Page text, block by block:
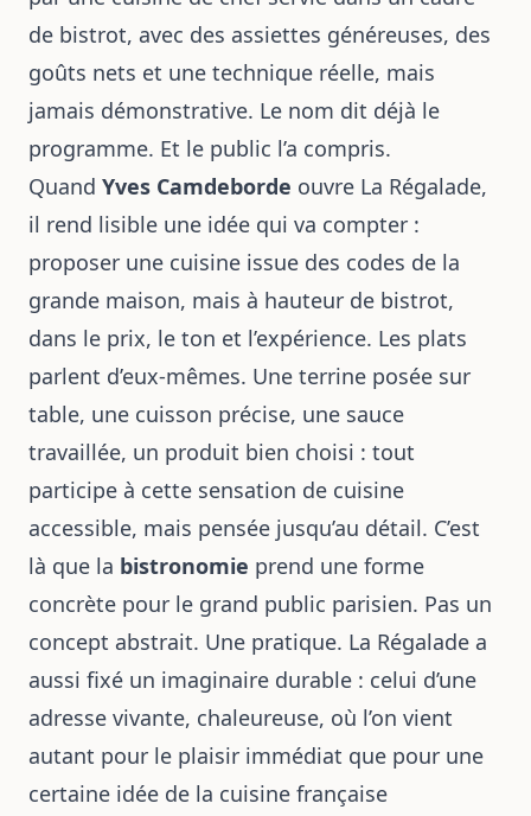
de bistrot, avec des assiettes généreuses, des
goûts nets et une technique réelle, mais
jamais démonstrative. Le nom dit déjà le
programme. Et le public l’a compris.
Quand Yves Camdeborde ouvre La Régalade,
il rend lisible une idée qui va compter :
proposer une cuisine issue des codes de la
grande maison, mais à hauteur de bistrot,
dans le prix, le ton et l’expérience. Les plats
parlent d’eux-mêmes. Une terrine posée sur
table, une cuisson précise, une sauce
travaillée, un produit bien choisi : tout
participe à cette sensation de cuisine
accessible, mais pensée jusqu’au détail. C’est
là que la bistronomie prend une forme
concrète pour le grand public parisien. Pas un
concept abstrait. Une pratique. La Régalade a
aussi fixé un imaginaire durable : celui d’une
adresse vivante, chaleureuse, où l’on vient
autant pour le plaisir immédiat que pour une
certaine idée de la cuisine française